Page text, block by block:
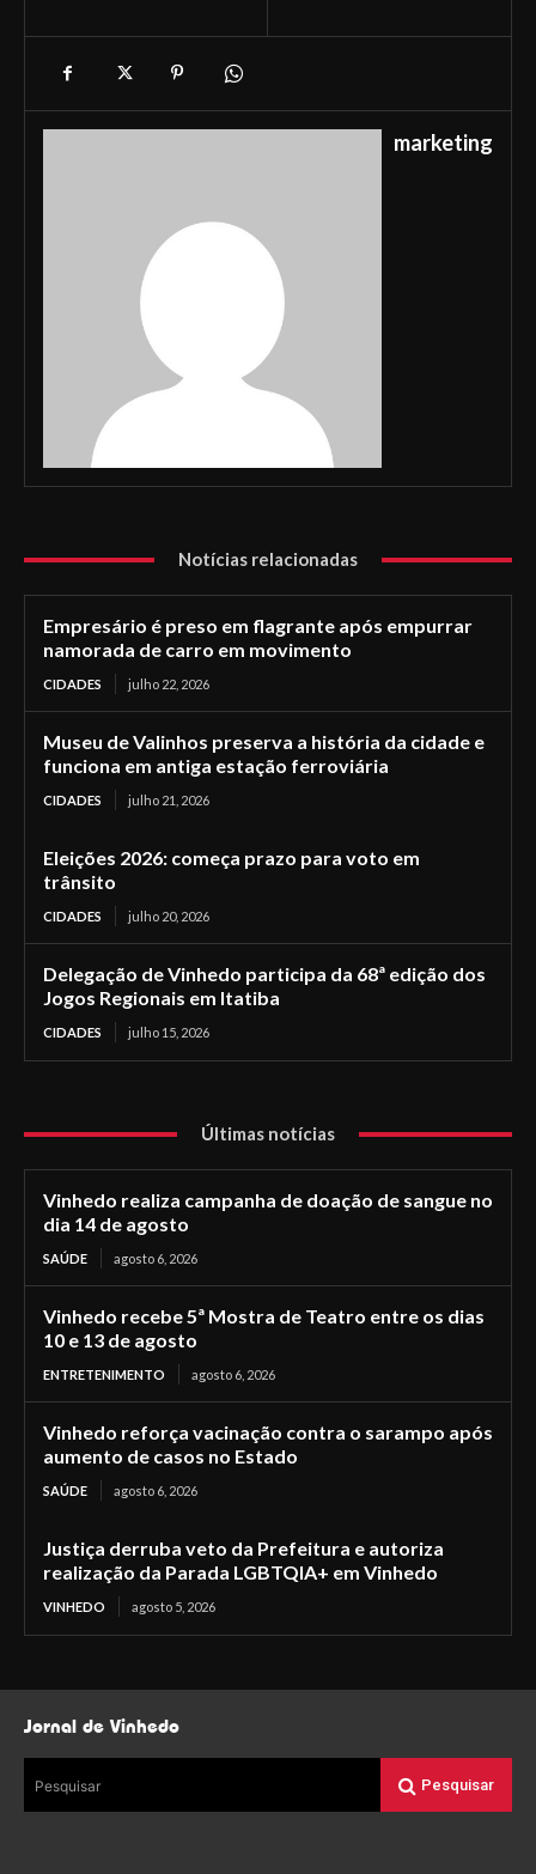
marketing
Notícias relacionadas
Empresário é preso em flagrante após empurrar
namorada de carro em movimento
CIDADES julho 22, 2026
Museu de Valinhos preserva a história da cidade e
funciona em antiga estação ferroviária
CIDADES julho 21, 2026
Eleições 2026: começa prazo para voto em
trânsito
CIDADES julho 20, 2026
Delegação de Vinhedo participa da 68ª edição dos
Jogos Regionais em Itatiba
CIDADES julho 15, 2026
Últimas notícias
Vinhedo realiza campanha de doação de sangue no
dia 14 de agosto
SAÚDE agosto 6, 2026
Vinhedo recebe 5ª Mostra de Teatro entre os dias
10 e 13 de agosto
ENTRETENIMENTO agosto 6, 2026
Vinhedo reforça vacinação contra o sarampo após
aumento de casos no Estado
SAÚDE agosto 6, 2026
Justiça derruba veto da Prefeitura e autoriza
realização da Parada LGBTQIA+ em Vinhedo
VINHEDO agosto 5, 2026
Jornal de Vinhedo
Pesquisar Pesquisar